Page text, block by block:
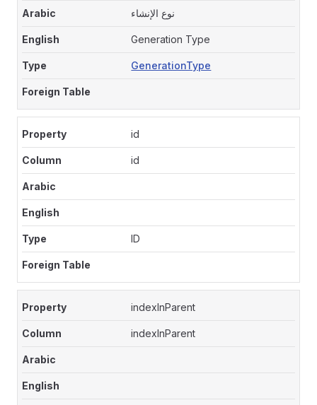
نوع الإنشاء
Generation Type
GenerationType
id
id
ID
indexInParent
indexInParent